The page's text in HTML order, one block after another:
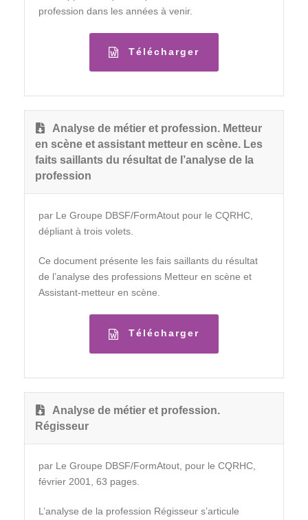
profession dans les années à venir.
Télécharger
Analyse de métier et profession. Metteur
en scène et assistant metteur en scène. Les
faits saillants du résultat de l’analyse de la
profession
par Le Groupe DBSF/FormAtout pour le CQRHC,
dépliant à trois volets.
Ce document présente les fais saillants du résultat
de l’analyse des professions Metteur en scène et
Assistant-metteur en scène.
Télécharger
Analyse de métier et profession.
Régisseur
par Le Groupe DBSF/FormAtout, pour le CQRHC,
février 2001, 63 pages.
L’analyse de la profession Régisseur s’articule